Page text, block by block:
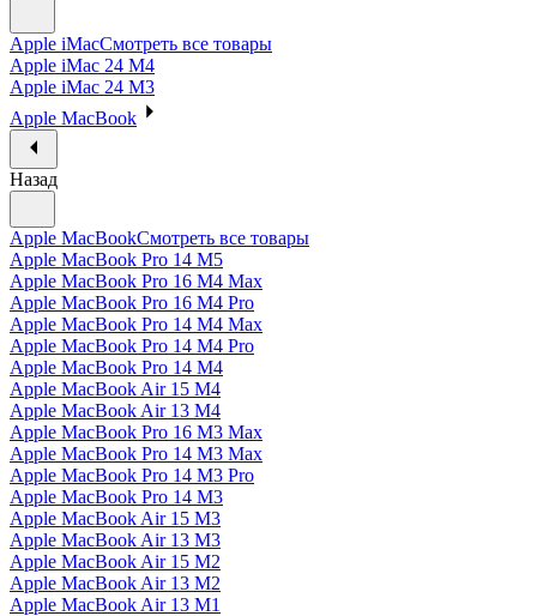
Apple iMacСмотреть все товары
Apple iMac 24 M4
Apple iMac 24 M3
Apple MacBook
Назад
Apple MacBookСмотреть все товары
Apple MacBook Pro 14 M5
Apple MacBook Pro 16 M4 Max
Apple MacBook Pro 16 M4 Pro
Apple MacBook Pro 14 M4 Max
Apple MacBook Pro 14 M4 Pro
Apple MacBook Pro 14 M4
Apple MacBook Air 15 M4
Apple MacBook Air 13 M4
Apple MacBook Pro 16 M3 Max
Apple MacBook Pro 14 M3 Max
Apple MacBook Pro 14 M3 Pro
Apple MacBook Pro 14 M3
Apple MacBook Air 15 M3
Apple MacBook Air 13 M3
Apple MacBook Air 15 M2
Apple MacBook Air 13 M2
Apple MacBook Air 13 M1